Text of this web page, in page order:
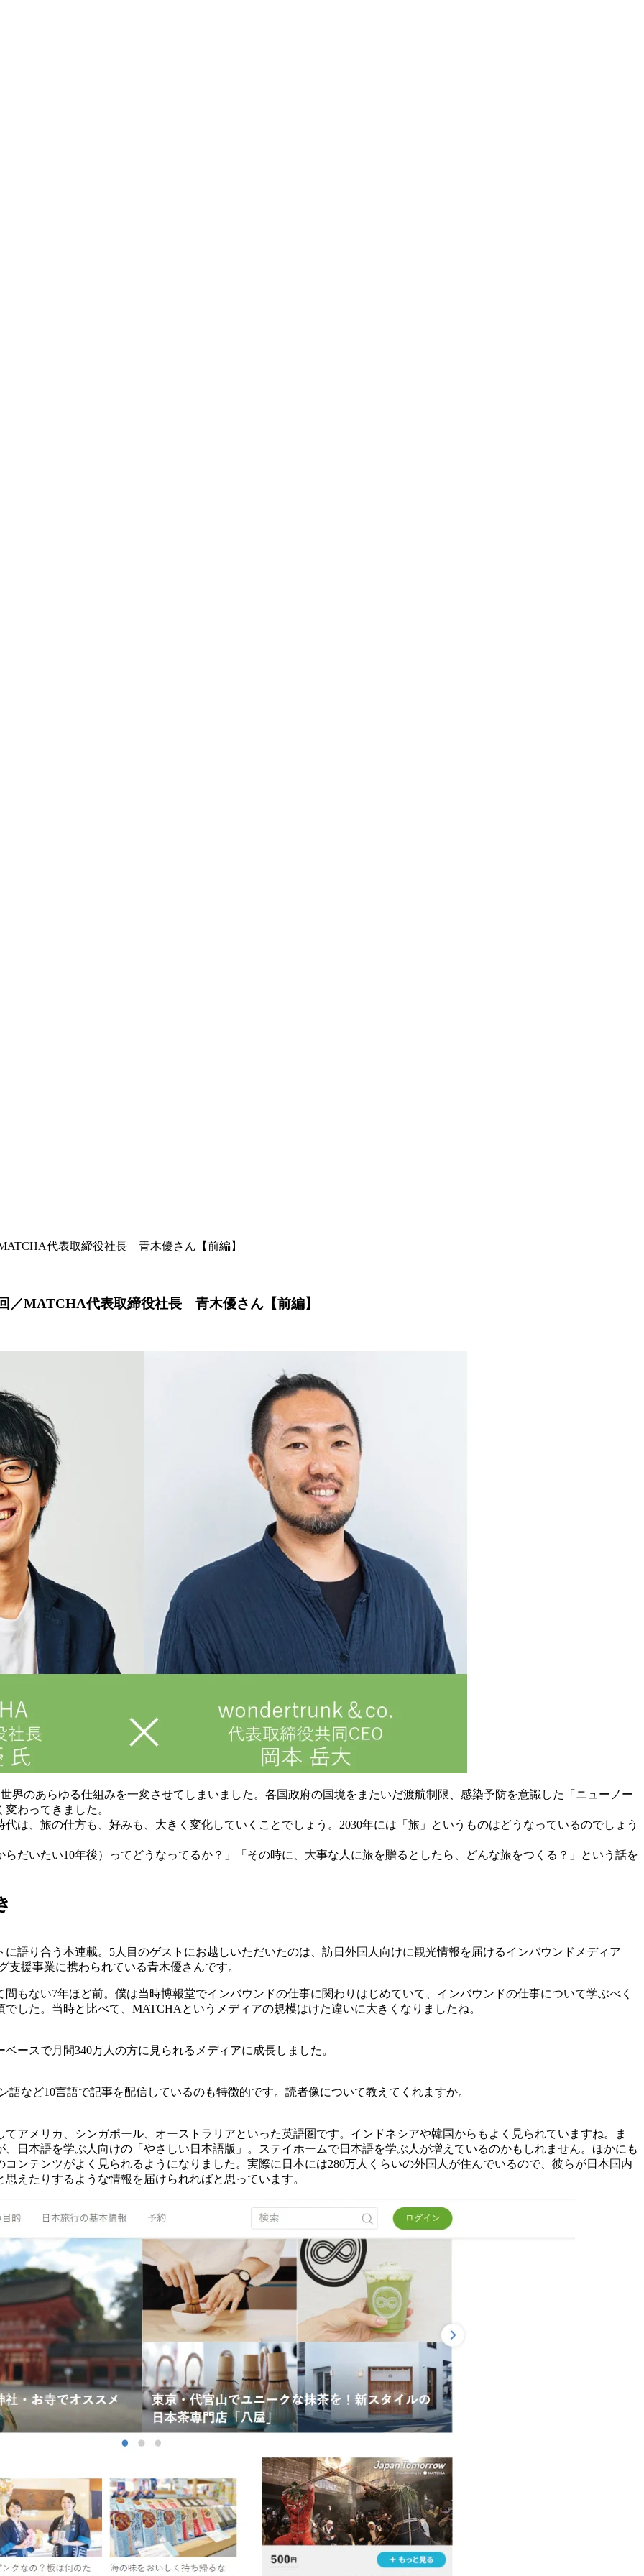
代表取締役社長 青木優さん【前編】
／MATCHA代表取締役社長 青木優さん【前編】
界のあらゆる仕組みを一変させてしまいました。各国政府の国境をまたいだ渡航制限、感染予防を意識した「ニューノー
わってきました。
は、旅の仕方も、好みも、大きく変化していくことでしょう。2030年には「旅」というものはどうなっているのでしょう
だいたい10年後）ってどうなってるか？」「その時に、大事な人に旅を贈るとしたら、どんな旅をつくる？」という話を
語り合う本連載。5人目のゲストにお越しいただいたのは、訪日外国人向けに観光情報を届けるインバウンドメディア
支援事業に携わられている青木優さんです。
もない7年ほど前。僕は当時博報堂でインバウンドの仕事に関わりはじめていて、インバウンドの仕事について学ぶべく
した。当時と比べて、MATCHAというメディアの規模はけた違いに大きくなりましたね。
ースで月間340万人の方に見られるメディアに成長しました。
など10言語で記事を配信しているのも特徴的です。読者像について教えてくれますか。
アメリカ、シンガポール、オーストラリアといった英語圏です。インドネシアや韓国からもよく見られていますね。ま
日本語を学ぶ人向けの「やさしい日本語版」。ステイホームで日本語を学ぶ人が増えているのかもしれません。ほかにも
ンテンツがよく見られるようになりました。実際に日本には280万人くらいの外国人が住んでいるので、彼らが日本国内
えたりするような情報を届けられればと思っています。